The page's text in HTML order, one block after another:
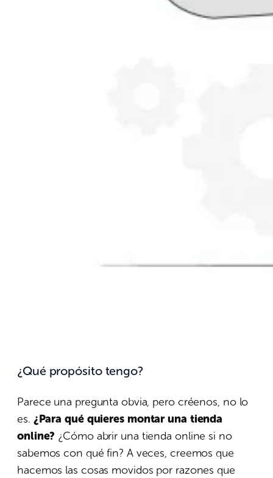
¿Qué propósito tengo?
Parece una pregunta obvia, pero créenos, no lo
es. ¿Para qué quieres montar una tienda
online? ¿Cómo abrir una tienda online si no
sabemos con qué fin? A veces, creemos que
hacemos las cosas movidos por razones que